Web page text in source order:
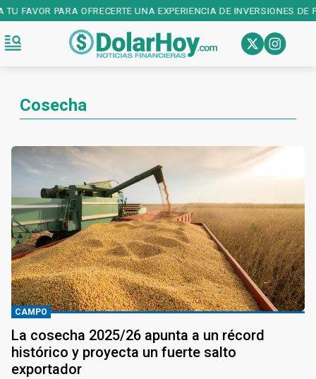
OFRECERTE UNA EXPERIENCIA DE INVERSIONES DE PRIMER
Cosecha
CAMPO
La cosecha 2025/26 apunta a un récord
histórico y proyecta un fuerte salto
exportador